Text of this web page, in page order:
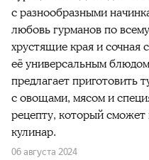
с разнообразными
любовь гурманов по
хрустящие края и сочная
её универсальным
предлагает приготовить
с овощами, мясом и
рецепту, который
кулинар.
06 августа 2024